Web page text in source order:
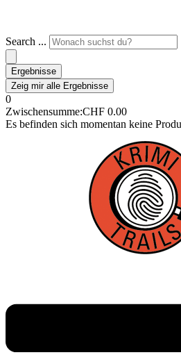
Search ...
Ergebnisse
Zeig mir alle Ergebnisse
0
Zwischensumme:CHF 0.00
Es befinden sich momentan keine